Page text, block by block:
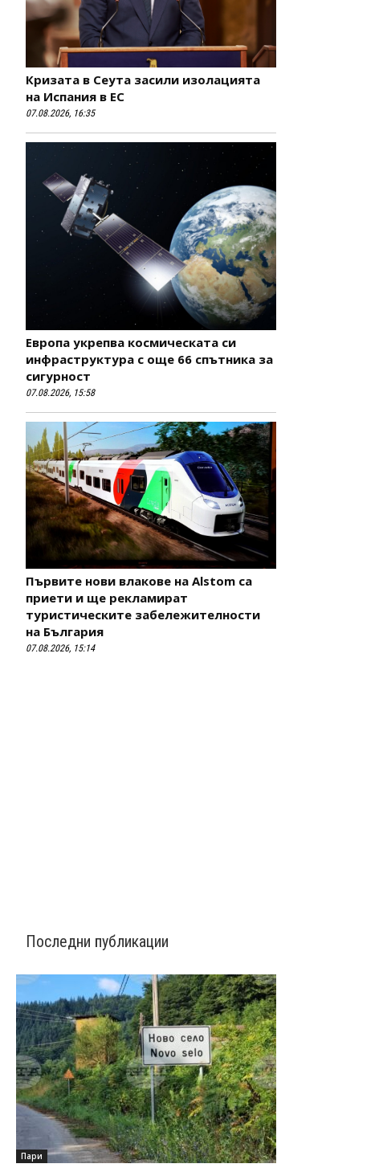
Кризата в Сеута засили изолацията
на Испания в ЕС
07.08.2026, 16:35
Европа укрепва космическата си
инфраструктура с още 66 спътника за
сигурност
07.08.2026, 15:58
Първите нови влакове на Alstom са
приети и ще рекламират
туристическите забележителности
на България
07.08.2026, 15:14
Последни публикации
Пари